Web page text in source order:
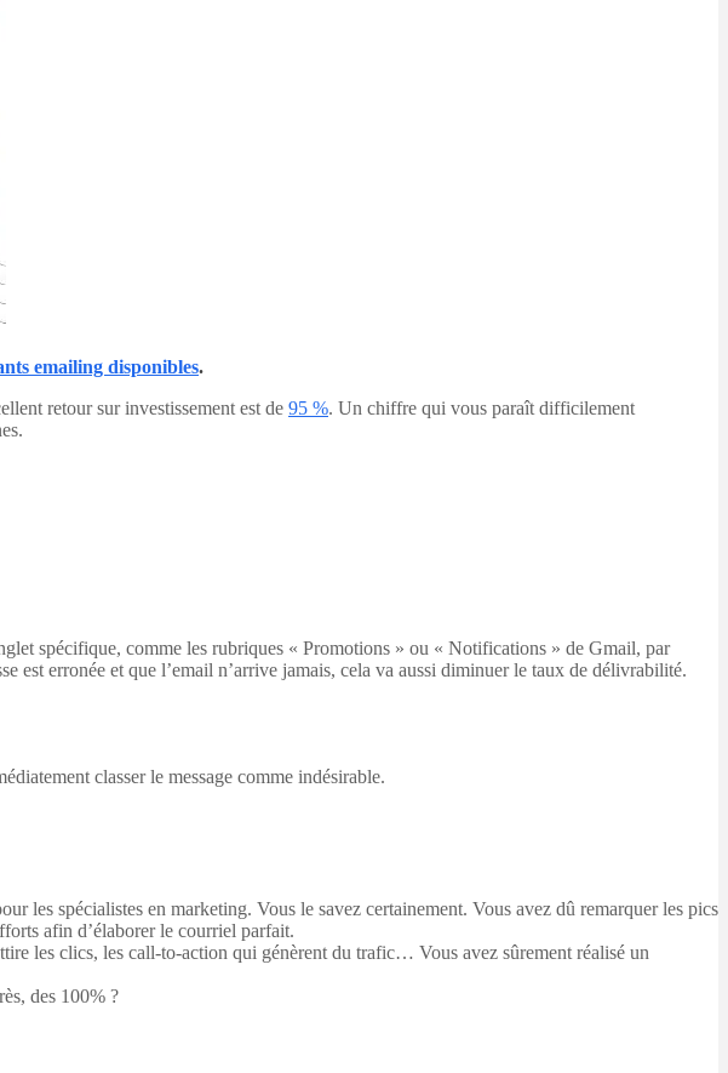
emailing disponibles.
retour sur investissement est de 95 %. Un chiffre qui vous paraît difficilement
spécifique, comme les rubriques « Promotions » ou « Notifications » de Gmail, par
est erronée et que l’email n’arrive jamais, cela va aussi diminuer le taux de délivrabilité.
classer le message comme indésirable.
les spécialistes en marketing. Vous le savez certainement. Vous avez dû remarquer les pics
afin d’élaborer le courriel parfait.
les clics, les call-to-action qui génèrent du trafic… Vous avez sûrement réalisé un
des 100% ?